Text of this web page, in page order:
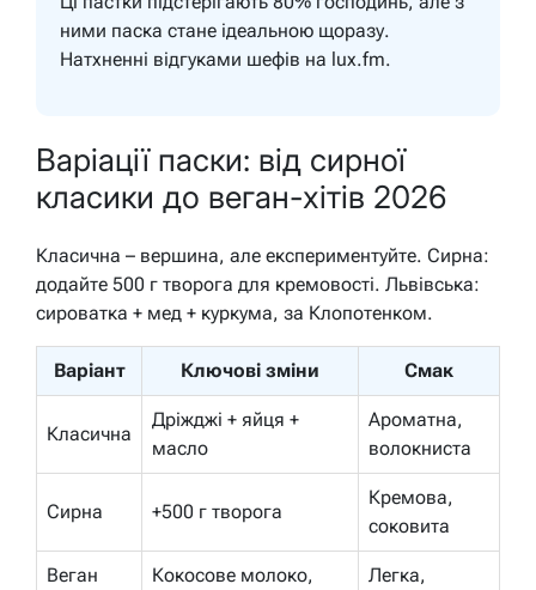
ними паска стане ідеальною щоразу.
Натхненні відгуками шефів на lux.fm.
Варіації паски: від сирної
класики до веган-хітів 2026
Класична – вершина, але експериментуйте. Сирна:
додайте 500 г творога для кремовості. Львівська:
сироватка + мед + куркума, за Клопотенком.
Варіант Ключові зміни Смак
Класична
Дріжджі + яйця +
масло
Ароматна,
волокниста
Сирна +500 г творога
Кремова,
соковита
Веган
Кокосове молоко,
Легка,